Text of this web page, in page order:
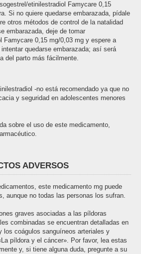
etinilestradiol Famycare 0,15
Si no quiere quedarse embarazada, pídale
otros métodos de control de la natalidad
embarazada, deje de tomar
Famycare 0,15 mg/0,03 mg y espere a
quedarse embarazada; así será
del parto más fácilmente.
-no está recomendado ya que no
y seguridad en adolescentes menores
sobre el uso de este medicamento,
ADVERSOS
este medicamento mg puede
aunque no todas las personas los sufran.
graves asociadas a las píldoras
combinadas se encuentran detalladas en
los coágulos sanguíneos arteriales y
píldora y el cáncer». Por favor, lea estas
y, si tiene alguna duda, pregunte a su